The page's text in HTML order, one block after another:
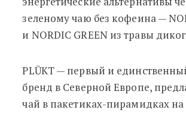
зеленому чаю без кофеина —
и NORDIC GREEN из травы
PLŪKT — первый и
бренд в Северной Европе,
чай в пакетиках-пирамидках на